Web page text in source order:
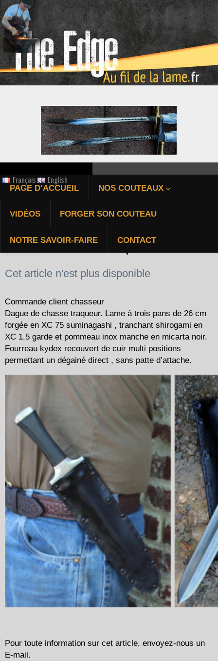
ÉPIEU DE CHASSE FORGÉ
Bienvenue au fil de la
Français English
PAGE D’ACCUEIL NOS COUTEAUX
VIDÉOS FORGER SON COUTEAU
NOTRE SAVOIR-FAIRE CONTACT
DAGUE DE CHASSE TRAQUEUR
Cet article n'est plus disponible
Commande client chasseur
Dague de chasse traqueur. Lame à trois pans de 26 cm
forgée en XC 75 suminagashi , tranchant shirogami en
XC 1.5 garde et pommeau inox manche en micarta noir.
Fourreau kydex recouvert de cuir multi positions
permettant un dégainé direct , sans patte d’attache.
Pour toute information sur cet article, envoyez-nous un
E-mail.